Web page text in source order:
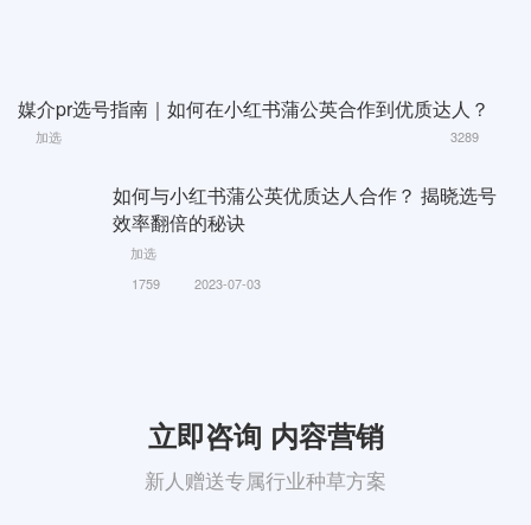
媒介pr选号指南｜如何在小红书蒲公英合作到优质达人？
加选 3289
如何与小红书蒲公英优质达人合作？ 揭晓选号
效率翻倍的秘诀
加选
1759
2023-07-03
立即咨询 内容营销
新人赠送专属行业种草方案